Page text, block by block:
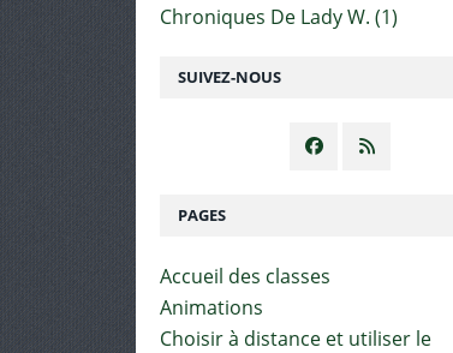
SUIVEZ-NOUS
PAGES
Accueil des classes
Animations
Choisir à distance et utiliser le
Chroniques De Lady W. (1)